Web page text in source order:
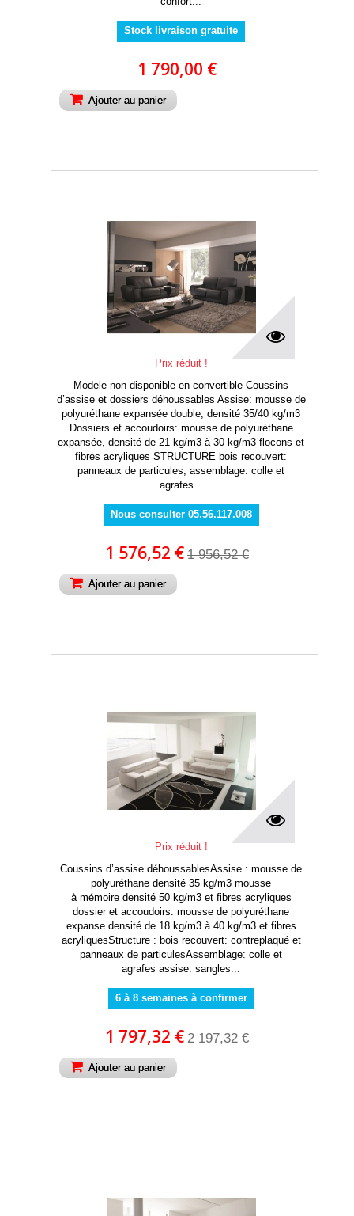
Stock livraison gratuite
1 790,00 €
Ajouter au panier
Prix réduit !
Modele non disponible en convertible Coussins
d’assise et dossiers déhoussables Assise: mousse de
polyuréthane expansée double, densité 35/40 kg/m3
Dossiers et accoudoirs: mousse de polyuréthane
expansée, densité de 21 kg/m3 à 30 kg/m3 flocons et
fibres acryliques STRUCTURE bois recouvert:
panneaux de particules, assemblage: colle et
agrafes...
Nous consulter 05.56.117.008
1 576,52 € 1 956,52 €
Ajouter au panier
Prix réduit !
Coussins d’assise déhoussablesAssise : mousse de
polyuréthane densité 35 kg/m3 mousse
à mémoire densité 50 kg/m3 et fibres acryliques
dossier et accoudoirs: mousse de polyuréthane
expanse densité de 18 kg/m3 à 40 kg/m3 et fibres
acryliquesStructure : bois recouvert: contreplaqué et
panneaux de particulesAssemblage: colle et
agrafes assise: sangles...
6 à 8 semaines à confirmer
1 797,32 € 2 197,32 €
Ajouter au panier